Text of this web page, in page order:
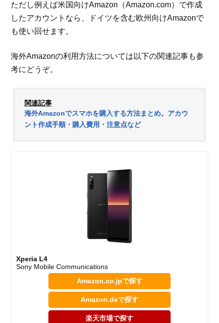
ただし例えば米国向けAmazon（Amazon.com）で作成
したアカウントなら、ドイツを含む欧州向けAmazonで
も使い回せます。
海外Amazonの利用方法については以下の関連記事も参
考にどうぞ。
関連記事
海外Amazonでスマホを購入する方法まとめ。アカウ
ント作成手順・購入費用・注意点など
Xperia L4
Sony Mobile Communications
Amazon.co.jpで探す
Amazon.deで探す
楽天市場で探す